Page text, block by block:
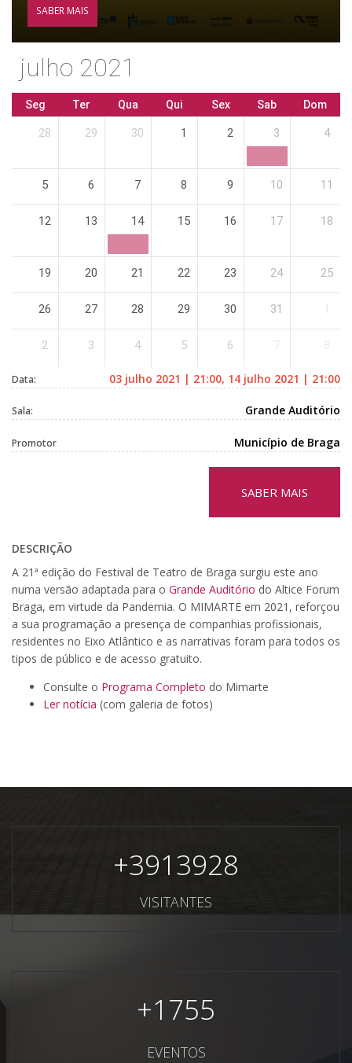
SABER MAIS
julho 2021
Seg Ter Qua Qui Sex Sab Dom
28 29 30 1 2 3 4
5 6 7 8 9 10 11
12 13 14 15 16 17 18
19 20 21 22 23 24 25
26 27 28 29 30 31
2 3 4 5 6
Data: 03 julho 2021 | 21:00, 14 julho 2021 | 21:00
Sala: Grande Auditório
Promotor Município de Braga
SABER MAIS
DESCRIÇÃO
A 21ª edição do Festival de Teatro de Braga surgiu este ano
numa versão adaptada para o Grande Auditório do Altice Forum
Braga, em virtude da Pandemia. O MIMARTE em 2021, reforçou
a sua programação a presença de companhias profissionais,
residentes no Eixo Atlântico e as narrativas foram para todos os
tipos de público e de acesso gratuito.
Consulte o Programa Completo do Mimarte
Ler notícia (com galeria de fotos)
+3913928
VISITANTES
+1755
EVENTOS